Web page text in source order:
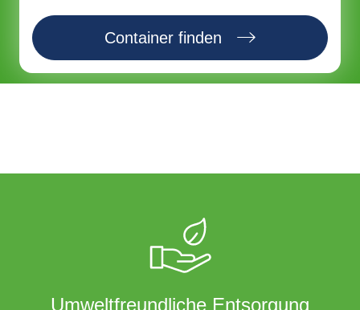
Container finden
Umweltfreundliche Entsorgung